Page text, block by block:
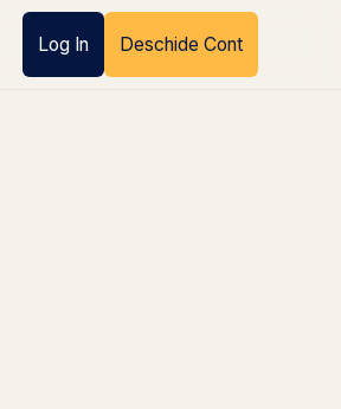
Log In Deschide Cont